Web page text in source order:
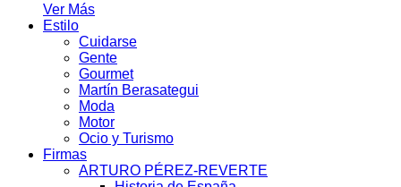
Ver Más
Estilo
Cuidarse
Gente
Gourmet
Martín Berasategui
Moda
Motor
Ocio y Turismo
Firmas
ARTURO PÉREZ-REVERTE